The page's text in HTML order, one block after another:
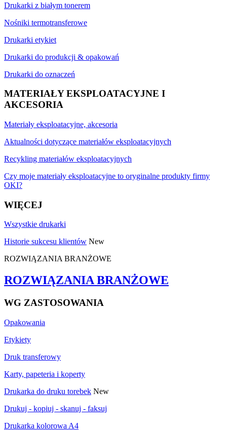
Drukarki z białym tonerem
Nośniki termotransferowe
Drukarki etykiet
Drukarki do produkcji & opakowań
Drukarki do oznaczeń
MATERIAŁY EKSPLOATACYJNE I
AKCESORIA
Materiały eksploatacyjne, akcesoria
Aktualności dotyczące materiałów eksploatacyjnych
Recykling materiałów eksploatacyjnych
Czy moje materiały eksploatacyjne to oryginalne produkty firmy
OKI?
WIĘCEJ
Wszystkie drukarki
Historie sukcesu klientów New
ROZWIĄZANIA BRANŻOWE
ROZWIĄZANIA BRANŻOWE
WG ZASTOSOWANIA
Opakowania
Etykiety
Druk transferowy
Karty, papeteria i koperty
Drukarka do druku torebek New
Drukuj - kopiuj - skanuj - faksuj
Drukarka kolorowa A4